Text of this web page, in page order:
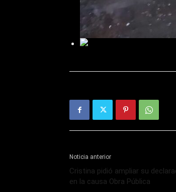
Noticia anterior
Cristina pidió ampliar su
en la causa Obra Pública